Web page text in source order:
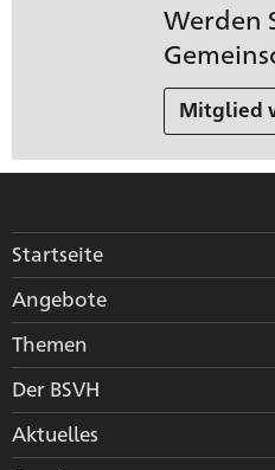
Werden
Mitglied
Startseite
Angebote
Themen
Der BSVH
Aktuelles